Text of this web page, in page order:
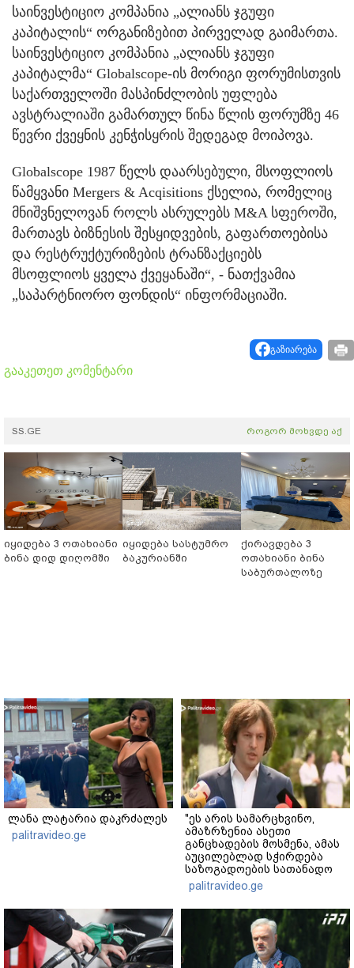
საინვესტიციო კომპანია „ალიანს ჯგუფი
კაპიტალის“ ორგანიზებით პირველად გაიმართა.
საინვესტიციო კომპანია „ალიანს ჯგუფი
კაპიტალმა“ Globalscope-ის მორიგი ფორუმისთვის
საქართველოში მასპინძლობის უფლება
ავსტრალიაში გამართულ წინა წლის ფორუმზე 46
წევრი ქვეყნის კენჭისყრის შედეგად მოიპოვა.
Globalscope 1987 წელს დაარსებული, მსოფლიოს
წამყვანი Mergers & Acqisitions ქსელია, რომელიც
მნიშვნელოვან როლს ასრულებს M&A სფეროში,
მართავს ბიზნესის შესყიდვების, გაფართოებისა
და რესტრუქტურიზების ტრანზაქციებს
მსოფლიოს ყველა ქვეყანაში“, - ნათქვამია
„საპარტნიორო ფონდის“ ინფორმაციაში.
გაზიარება
გააკეთეთ კომენტარი
SS.GE როგორ მოხვდე აქ
იყიდება 3 ოთახიანი
ბინა დიდ დიღომში
იყიდება სასტუმრო
ბაკურიანში
ქირავდება 3
ოთახიანი ბინა
საბურთალოზე
ლანა ლატარია დაკრძალეს
palitravideo.ge
"ეს არის სამარცხვინო,
ამაზრზენია ასეთი
განცხადების მოსმენა, ამას
აუცილებლად სჭირდება
საზოგადოების სათანადო
რეაქცია" - ირაკლი
კობახიძე
palitravideo.ge